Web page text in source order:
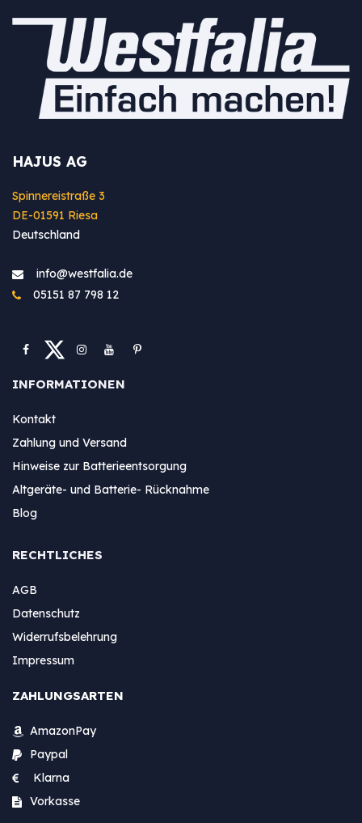
HAJUS AG
Spinnereistraße 3
DE-01591 Riesa
Deutschland
info@westfa​lia.de
05151 87 798 12
INFORMATIONEN
Kontakt
Zahlung und Versand
Hinweise zur Batterieentsorgung
Altgeräte- und Batterie- Rücknahme
Blog
RECHTLICHES
AGB
Datenschutz
Widerrufsbelehrung
Impressum
ZAHLUNGSARTEN
AmazonPay
Paypal
Klarna
Vorkasse